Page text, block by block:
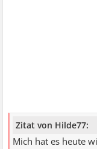
Zitat von Hilde77:
Mich hat es heute